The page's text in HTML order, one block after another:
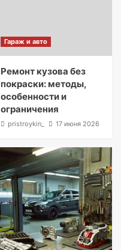
Гараж и авто
Ремонт кузова без
покраски: методы,
особенности и
ограничения
pristroykin_ 17 июня 2026